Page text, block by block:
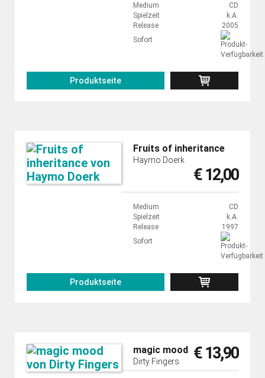
Medium
CD
Spielzeit
k.A.
Release
2005
Sofort
Produktseite
Fruits of inheritance
Haymo Doerk
€ 12,00
Medium
CD
Spielzeit
k.A.
Release
1997
Sofort
Produktseite
magic mood
Dirty Fingers € 13,90